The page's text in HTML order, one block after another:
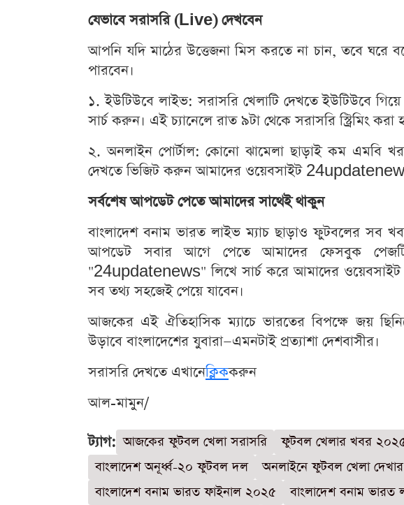
যেভাবে সরাসরি (Live) দেখবেন
আপনি যদি মাঠের উত্তেজনা মিস করতে না চান, তবে ঘরে
পারবেন।
১. ইউটিউবে লাইভ: সরাসরি খেলাটি দেখতে ইউটিউবে
সার্চ করুন। এই চ্যানেলে রাত ৯টা থেকে সরাসরি স্ট্রিমিং করা
২. অনলাইন পোর্টাল: কোনো ঝামেলা ছাড়াই কম এমবি
দেখতে ভিজিট করুন আমাদের ওয়েবসাইট
সর্বশেষ আপডেট পেতে আমাদের সাথেই থাকুন
বাংলাদেশ বনাম ভারত লাইভ ম্যাচ ছাড়াও ফুটবলের সব
আপডেট সবার আগে পেতে আমাদের ফেসবুক
"24updatenews" লিখে সার্চ করে আমাদের ওয়েবসাইট
সব তথ্য সহজেই পেয়ে যাবেন।
আজকের এই ঐতিহাসিক ম্যাচে ভারতের বিপক্ষে জয়
উড়াবে বাংলাদেশের যুবারা—এমনটাই প্রত্যাশা দেশবাসীর।
সরাসরি দেখতে এখানেক্লিককরুন
আল-মামুন/
ট্যাগ: আজকের ফুটবল খেলা সরাসরি ফুটবল খেলার খবর
বাংলাদেশ অনূর্ধ্ব-২০ ফুটবল দল
অনলাইনে ফুটবল খেলা
বাংলাদেশ বনাম ভারত ফাইনাল ২০২৫
বাংলাদেশ বনাম ভারত